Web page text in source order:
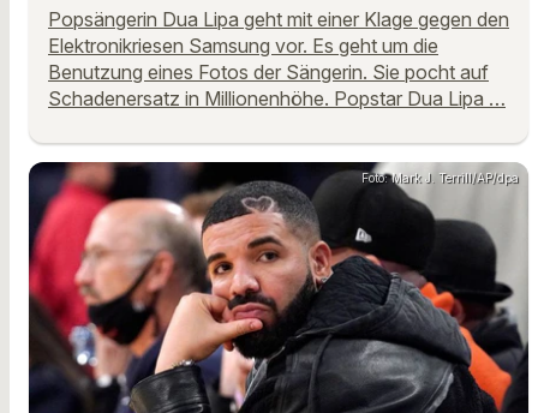
Popsängerin Dua Lipa geht mit einer Klage gegen den
Elektronikriesen Samsung vor. Es geht um die
Benutzung eines Fotos der Sängerin. Sie pocht auf
Schadenersatz in Millionenhöhe. Popstar Dua Lipa …
Foto: Mark J. Terrill/AP/dpa